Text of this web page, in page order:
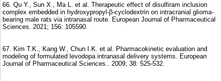
66. Qu Y., Sun X., Ma L. et al. Therapeutic effect of disulfiram inclusion
complex embedded in hydroxypropyl-β-cyclodextrin on intracranial glioma-
bearing male rats via intranasal route. European Journal of Pharmaceutical
Sciences. 2021; 156: 105590.
67. Kim T.K., Kang W., Chun I.K. et al. Pharmacokinetic evaluation and
modeling of formulated levodopa intranasal delivery systems. European
Journal of Pharmaceutical Sciences.. 2009; 38: 525-532.